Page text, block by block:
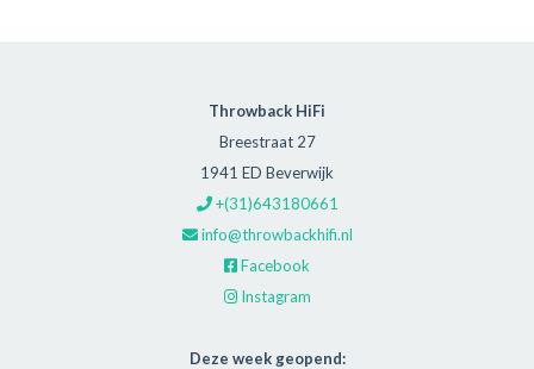
Throwback HiFi
Breestraat 27
1941 ED Beverwijk
+(31)643180661
info@throwbackhifi.nl
Facebook
Instagram
Deze week geopend: